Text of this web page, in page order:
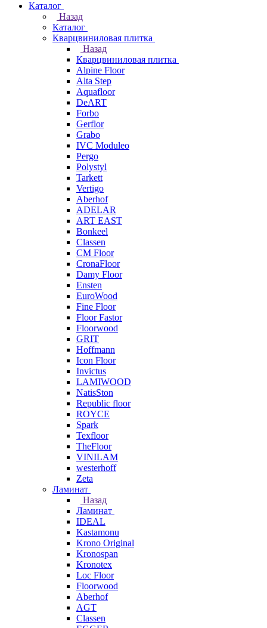
Каталог
Назад
Каталог
Кварцвиниловая плитка
Назад
Кварцвиниловая плитка
Alpine Floor
Alta Step
Aquafloor
DeART
Forbo
Gerflor
Grabo
IVC Moduleo
Pergo
Polystyl
Tarkett
Vertigo
Aberhof
ADELAR
ART EAST
Bonkeel
Classen
CM Floor
CronaFloor
Damy Floor
Ensten
EuroWood
Fine Floor
Floor Fastor
Floorwood
GRIT
Hoffmann
Icon Floor
Invictus
LAMIWOOD
NatisSton
Republic floor
ROYCE
Spark
Texfloor
TheFloor
VINILAM
westerhoff
Zeta
Ламинат
Назад
Ламинат
IDEAL
Kastamonu
Krono Original
Kronospan
Kronotex
Loc Floor
Floorwood
Aberhof
AGT
Classen